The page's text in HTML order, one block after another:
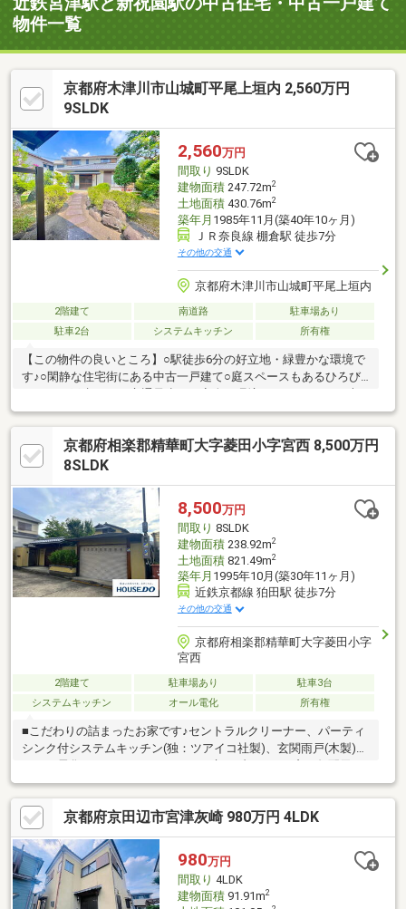
物件一覧
京都府木津川市山城町平尾上垣内 2,560万円
9SLDK
2,560万円
間取り 9SLDK
建物面積247.72m2
土地面積430.76m2
築年月 1985年11月(築40年10ヶ月)
ＪＲ奈良線 棚倉駅 徒歩7分
その他の交通
京都府木津川市山城町平尾上垣内
2階建て 南道路
駐車場あり
駐車2台
システムキッチン 所有権
【この物件の良いところ】○駅徒歩6分の好立地・緑豊かな環境で
す♪○閑静な住宅街にある中古一戸建て○庭スペースもあるひろび
ろとした戸建です♪○交通量少なく安全な環境です！○９LDKと大
家族でも安心の間取りです○駐車スペース２台可能です○敷地130
坪、広々とした庭も魅力です！【小中学校】○棚倉小学校・
1700m・徒歩22分○山城中学校・1800m・徒歩23分
京都府相楽郡精華町大字菱田小字宮西 8,500万円
8SLDK
8,500万円
間取り 8SLDK
建物面積238.92m2
土地面積821.49m2
築年月 1995年10月(築30年11ヶ月)
近鉄京都線 狛田駅 徒歩7分
その他の交通
京都府相楽郡精華町大字菱田小字
宮西
2階建て 駐車場あり
駐車3台
システムキッチン
オール電化 所有権
■こだわりの詰まったお家です♪セントラルクリーナー、パーティ
シンク付システムキッチン(独：ツアイコ社製)、玄関雨戸(木製)、
井、トイレと洗面室(各3カ所)■大型犬用放し飼いフェンス：扉(ヨ
ドコウ製) 愛犬のストレスフリー＆散歩不要の感染予防長寿老
犬/癒しと防犯■裏通路/4ｍ幅屋根付きロング作業所物干し、洗濯
機置き場(2台分)、大型キャビネット(三台)■下記現在敷地内の庭
園・菜園・果樹園で栽培中です♪八朔・イチジク・梅・みかん・グ
レープフルーツ・レモン等■京奈和『精華下拍I.C』まで車5分です
♪
京都府京田辺市宮津灰崎 980万円 4LDK
980万円
間取り 4LDK
建物面積91.91m2